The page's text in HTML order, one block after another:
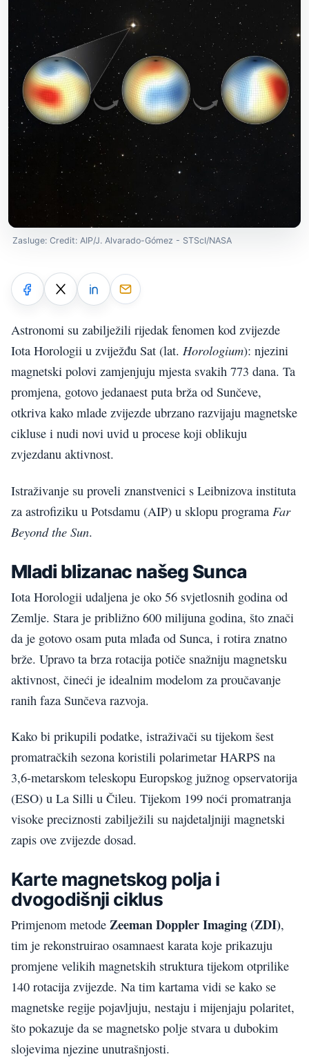
Zasluge: Credit: AIP/J. Alvarado-Gómez - STScI/NASA
Astronomi su zabilježili rijedak fenomen kod zvijezde
Iota Horologii u zviježđu Sat (lat. Horologium): njezini
magnetski polovi zamjenjuju mjesta svakih 773 dana. Ta
promjena, gotovo jedanaest puta brža od Sunčeve,
otkriva kako mlade zvijezde ubrzano razvijaju magnetske
cikluse i nudi novi uvid u procese koji oblikuju
zvjezdanu aktivnost.
Istraživanje su proveli znanstvenici s Leibnizova instituta
za astrofiziku u Potsdamu (AIP) u sklopu programa Far
Beyond the Sun.
Mladi blizanac našeg Sunca
Iota Horologii udaljena je oko 56 svjetlosnih godina od
Zemlje. Stara je približno 600 milijuna godina, što znači
da je gotovo osam puta mlađa od Sunca, i rotira znatno
brže. Upravo ta brza rotacija potiče snažniju magnetsku
aktivnost, čineći je idealnim modelom za proučavanje
ranih faza Sunčeva razvoja.
Kako bi prikupili podatke, istraživači su tijekom šest
promatračkih sezona koristili polarimetar HARPS na
3,6-metarskom teleskopu Europskog južnog opservatorija
(ESO) u La Silli u Čileu. Tijekom 199 noći promatranja
visoke preciznosti zabilježili su najdetaljniji magnetski
zapis ove zvijezde dosad.
Karte magnetskog polja i
dvogodišnji ciklus
Primjenom metode Zeeman Doppler Imaging (ZDI),
tim je rekonstruirao osamnaest karata koje prikazuju
promjene velikih magnetskih struktura tijekom otprilike
140 rotacija zvijezde. Na tim kartama vidi se kako se
magnetske regije pojavljuju, nestaju i mijenjaju polaritet,
što pokazuje da se magnetsko polje stvara u dubokim
slojevima njezine unutrašnjosti.